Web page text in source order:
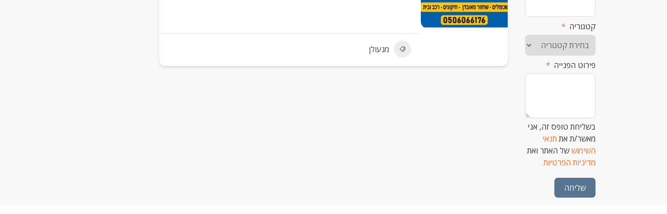
קטגוריה
פירוט הפנייה
בשליחת טופס זה, אני
מאשר/ת את תנאי
השימוששל האתר ואת
מדיניות הפרטיות
שליחה
מנעולן